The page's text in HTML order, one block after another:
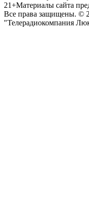
21+Материалы сайта
Все права защищены. ©
"Телерадиокомпания